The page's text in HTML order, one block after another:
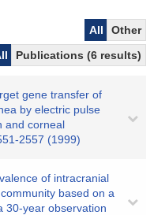
All
Other
Publications (6 results)
gene transfer of
by electric pulse
and corneal
2557 (1999)
of intracranial
based on a
30-year observation